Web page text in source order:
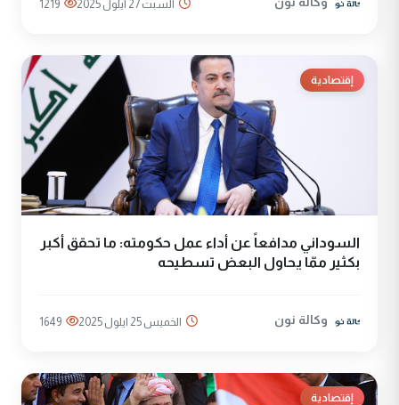
السبت 27 ايلول 2025 1219
إقتصادية
السوداني مدافعاً عن أداء عمل حكومته: ما تحقق أكبر
بكثير ممّا يحاول البعض تسطيحه
وكالة نون الخميس 25 ايلول 2025 1649
إقتصادية